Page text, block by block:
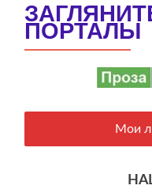
ПОРТАЛЫ
Мои